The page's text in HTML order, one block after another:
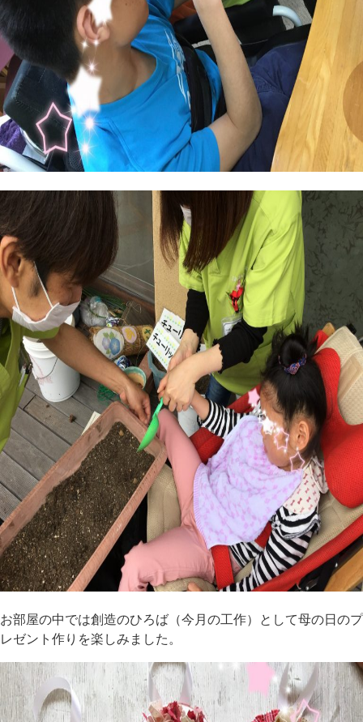
お部屋の中では創造のひろば（今月の工作）として母の日のプ
レゼント作りを楽しみました。